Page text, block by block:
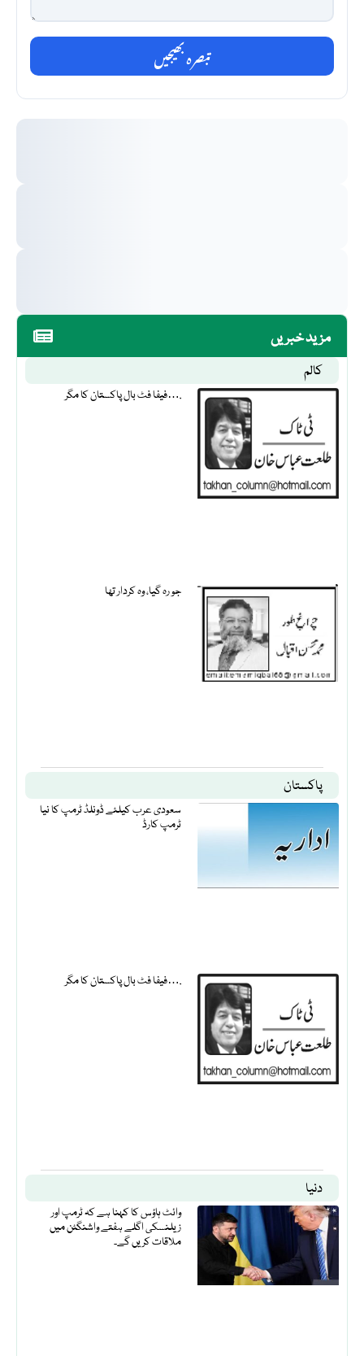
مزید خبریں
کالم
فیفا فٹ بال پاکستان کا مگر….
جو رہ گیا، وہ کردار تھا
پاکستان
سعودی عرب کیلئے ڈونلڈ ٹرمپ کا نیا
ٹرمپ کارڈ
فیفا فٹ بال پاکستان کا مگر….
دنیا
وائٹ ہاؤس کا کہنا ہے کہ ٹرمپ اور
زیلنسکی اگلے ہفتے واشنگٹن میں
ملاقات کریں گے۔
تبصرہ بھیجیں